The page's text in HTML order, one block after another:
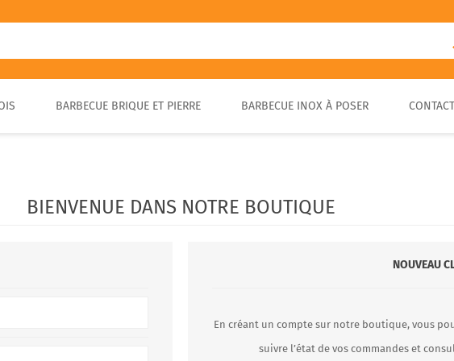
BRASA
PIZZA EXTÉRIEUR
BARBECUE BRIQUE ET PIERRE BARBECUE INOX À POSER
BIENVENUE DANS NOTRE BOUTIQUE
NOUVEAU
En créant un compte sur notre boutique, vous
suivre l’état de vos commandes et